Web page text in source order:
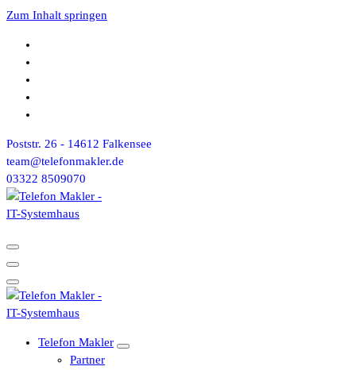
Zum Inhalt springen
Poststr. 26 - 14612 Falkensee
team@telefonmakler.de
03322 8509070
Telefon Makler
Partner